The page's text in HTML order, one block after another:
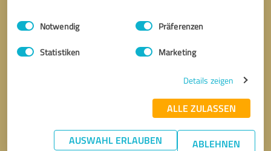
Impressum Datenschutzbestimmungen
Einwilligungsauswahl
Notwendig Präferenzen
Statistiken Marketing
Details zeigen
ALLE ZULASSEN
AUSWAHL ERLAUBEN ABLEHNEN
* Erforderliche Angaben
Nachricht senden